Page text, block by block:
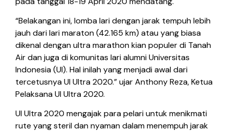
“Belakangan ini, lomba lari dengan jarak tempuh lebih
jauh dari lari maraton (42.165 km) atau yang biasa
dikenal dengan ultra marathon kian populer di Tanah
Air dan juga di komunitas lari alumni Universitas
Indonesia (UI). Hal inilah yang menjadi awal dari
tercetusnya UI Ultra 2020.” ujar Anthony Reza, Ketua
Pelaksana UI Ultra 2020.
UI Ultra 2020 mengajak para pelari untuk menikmati
rute yang steril dan nyaman dalam menempuh jarak